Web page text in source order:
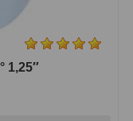
1,25″